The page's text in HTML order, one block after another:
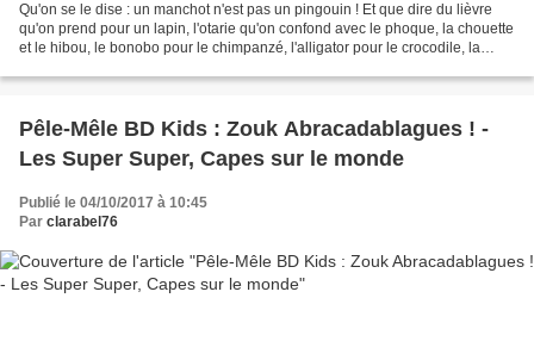
Qu'on se le dise : un manchot n'est pas un pingouin ! Et que dire du lièvre
qu'on prend pour un lapin, l'otarie qu'on confond avec le phoque, la chouette
et le hibou, le bonobo pour le chimpanzé, l'alligator pour le crocodile, la
Pêle-Mêle BD Kids : Zouk Abracadablagues ! -
Les Super Super, Capes sur le monde
Publié le 04/10/2017 à 10:45
Par clarabel76